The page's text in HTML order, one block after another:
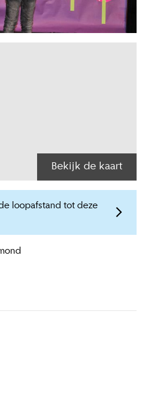
Bekijk de kaart
loopafstand tot deze